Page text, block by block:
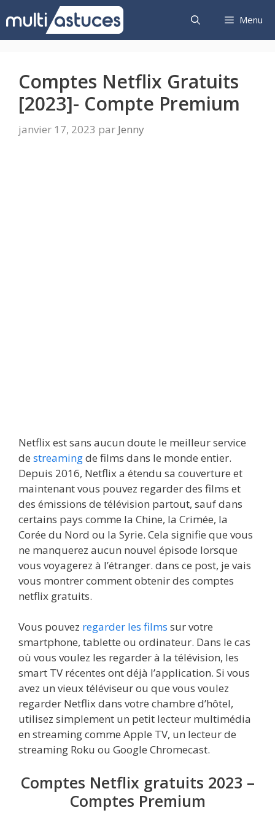
au
contenu
Menu
Comptes Netflix Gratuits
[2023]- Compte Premium
janvier 17, 2023 par Jenny
Netflix est sans aucun doute le meilleur service
de streamingde films dans le monde entier.
Depuis 2016, Netflix a étendu sa couverture et
maintenant vous pouvez regarder des films et
des émissions de télévision partout, sauf dans
certains pays comme la Chine, la Crimée, la
Corée du Nord ou la Syrie. Cela signifie que vous
ne manquerez aucun nouvel épisode lorsque
vous voyagerez à l’étranger. dans ce post, je vais
vous montrer comment obtenir des comptes
netflix gratuits.
Vous pouvez regarder les films sur votre
smartphone, tablette ou ordinateur. Dans le cas
où vous voulez les regarder à la télévision, les
smart TV récentes ont déjà l’application. Si vous
avez un vieux téléviseur ou que vous voulez
regarder Netflix dans votre chambre d’hôtel,
utilisez simplement un petit lecteur multimédia
en streaming comme Apple TV, un lecteur de
streaming Roku ou Google Chromecast.
Comptes Netflix gratuits 2023 –
Comptes Premium